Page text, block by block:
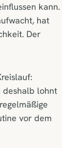
kann.
hat
Der
deshalb lohnt
vor dem